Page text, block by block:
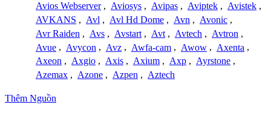
Avios Webserver , Aviosys , Avipas , Aviptek , Avistek ,
AVKANS , Avl , Avl Hd Dome , Avn , Avonic ,
Avr Raiden , Avs , Avstart , Avt , Avtech , Avtron ,
Avue , Avycon , Avz , Awfa-cam , Awow , Axenta ,
Axeon , Axgio , Axis , Axium , Axp , Ayrstone ,
Azemax , Azone , Azpen , Aztech
Thêm Nguồn